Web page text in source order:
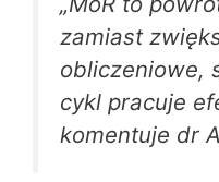
zamiast
obliczeniowe,
cykl pracuje
komentuje dr